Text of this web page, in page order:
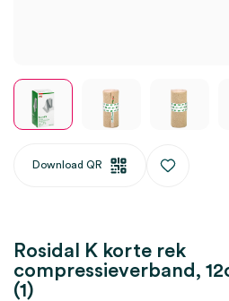
Download QR
Rosidal K korte rek
compressieverband,
(1)